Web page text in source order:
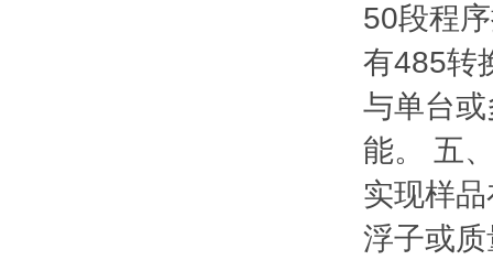
50段程
有485转
与单台
能。 五
实现样
浮子或